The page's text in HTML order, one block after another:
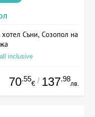
Съни, Созопол на
inclusive
70.55
€ / 137.98
лв.